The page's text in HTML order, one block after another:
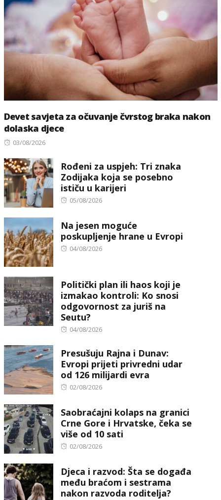
Devet savjeta za očuvanje čvrstog braka nakon
dolaska djece
Posted
03/08/2026
Rođeni za uspjeh: Tri znaka
Zodijaka koja se posebno
ističu u karijeri
Posted
05/08/2026
Na jesen moguće
poskupljenje hrane u Evropi
Posted
04/08/2026
Politički plan ili haos koji je
izmakao kontroli: Ko snosi
odgovornost za juriš na
Seutu?
Posted
04/08/2026
Presušuju Rajna i Dunav:
Evropi prijeti privredni udar
od 126 milijardi evra
Posted
02/08/2026
Saobraćajni kolaps na granici
Crne Gore i Hrvatske, čeka se
više od 10 sati
Posted
02/08/2026
Djeca i razvod: Šta se događa
među braćom i sestrama
nakon razvoda roditelja?